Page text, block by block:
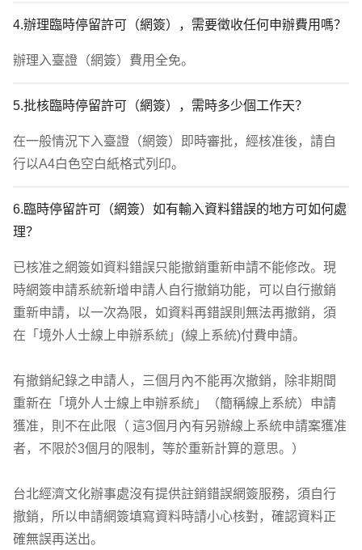
4.辦理臨時停留許可（網簽），需要徵收任何申辦費用嗎？
辦理入臺證（網簽）費用全免。
5.批核臨時停留許可（網簽），需時多少個工作天？
在一般情況下入臺證（網簽）即時審批，經核准後，請自
行以A4白色空白紙格式列印。
6.臨時停留許可（網簽）如有輸入資料錯誤的地方可如何處
理？
已核准之網簽如資料錯誤只能撤銷重新申請不能修改。現
時網簽申請系統新增申請人自行撤銷功能，可以自行撤銷
重新申請，以一次為限，如資料再錯誤則無法再撤銷，須
在「境外人士線上申辦系統」(線上系統)付費申請。
有撤銷紀錄之申請人，三個月內不能再次撤銷，除非期間
重新在「境外人士線上申辦系統」（簡稱線上系統）申請
獲准，則不在此限（ 這3個月內有另辦線上系統申請案獲准
者，不限於3個月的限制，等於重新計算的意思。）
台北經濟文化辦事處沒有提供註銷錯誤網簽服務，須自行
撤銷，所以申請網簽填寫資料時請小心核對，確認資料正
確無誤再送出。